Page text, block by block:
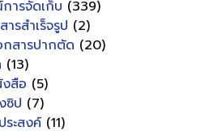
ารจัดเก็บ (339)
รสำเร็จรูป (2)
กสารปากตัด (20)
(13)
สือ (5)
ซิป (7)
ระสงค์ (11)